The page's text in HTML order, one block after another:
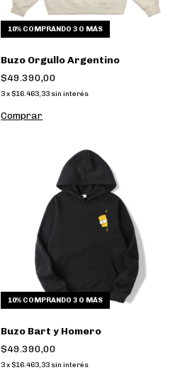
10% COMPRANDO 3 O MÁS
Buzo Orgullo Argentino
$49.390,00
3x $16.463,33 sin interés
Comprar
10% COMPRANDO 3 O MÁS
Buzo Bart y Homero
$49.390,00
3x $16.463,33 sin interés